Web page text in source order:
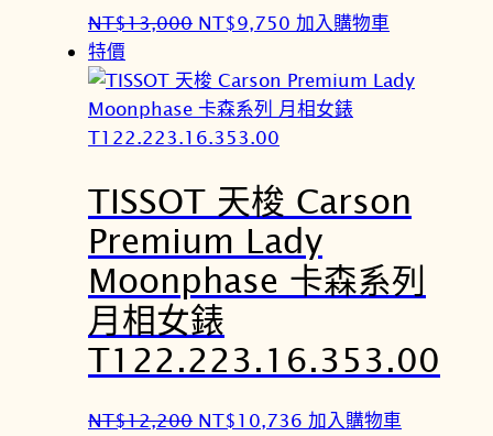
NT$13,000 原
價
格
：
T
$
1
3
,
0
0
。
NT$9,750 目
價
格
T
$
9
,
0
加入購物車
特價
TISSOT 天梭 Carson
Premium Lady
Moonphase 卡森系列
月相女錶
T122.223.16.353.00
NT$12,200 原
NT$10,736 目
加入購物車